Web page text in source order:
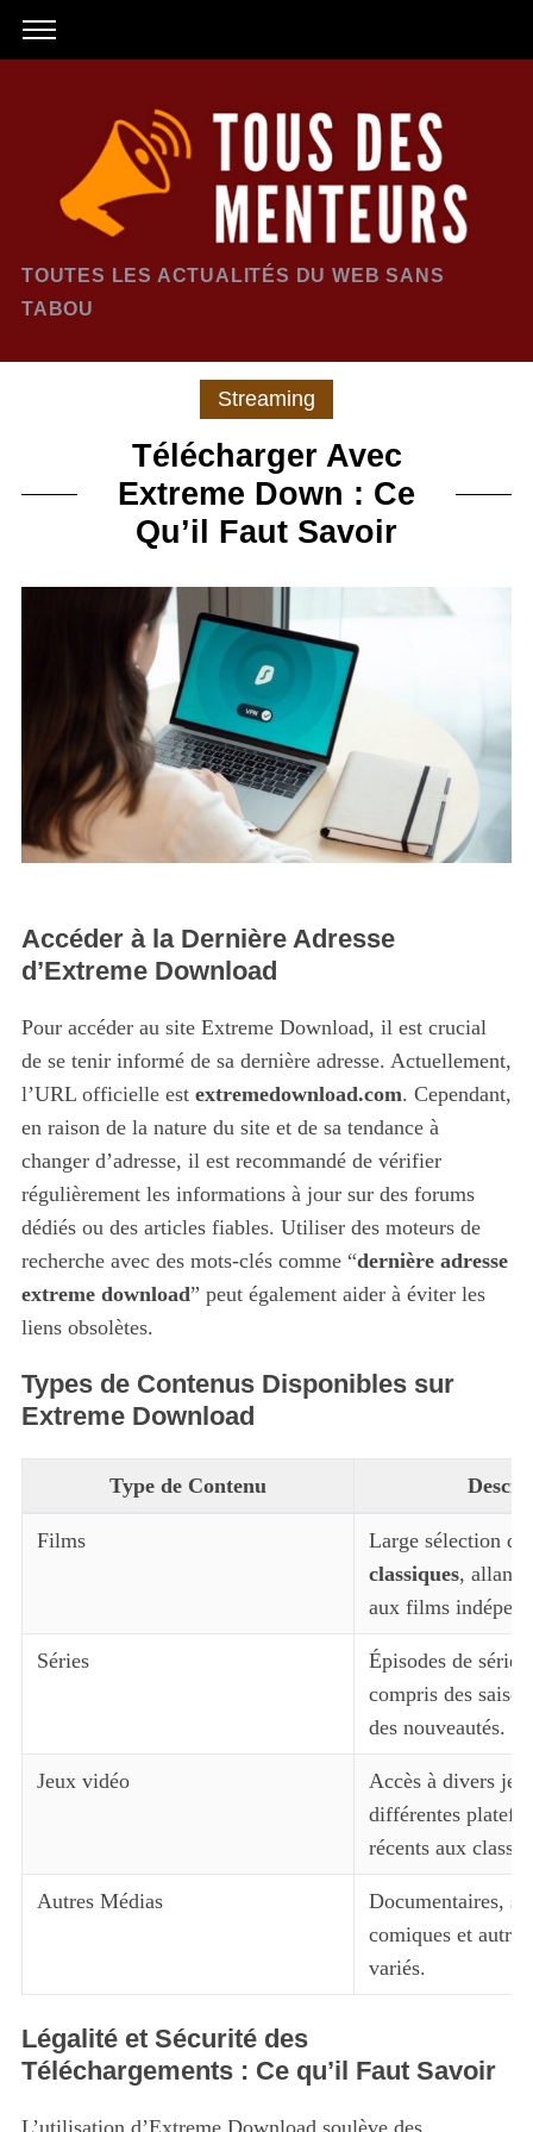
TOUTES LES ACTUALITÉS DU WEB SANS
TABOU
Streaming
Télécharger Avec
Extreme Down : Ce
Qu’il Faut Savoir
Accéder à la Dernière Adresse
d’Extreme Download
Pour accéder au site Extreme Download, il est crucial
de se tenir informé de sa dernière adresse. Actuellement,
l’URL officielle est extremedownload.com. Cependant,
en raison de la nature du site et de sa tendance à
changer d’adresse, il est recommandé de vérifier
régulièrement les informations à jour sur des forums
dédiés ou des articles fiables. Utiliser des moteurs de
recherche avec des mots-clés comme “dernière adresse
extreme download” peut également aider à éviter les
liens obsolètes.
Types de Contenus Disponibles sur
Extreme Download
Type de Contenu
Films Large sélection de
classiques, allant
aux films
Séries
Épisodes de
compris des
des nouveautés.
Jeux vidéo
Accès à divers
différentes
récents aux
Autres Médias
Documentaires,
comiques et
variés.
Légalité et Sécurité des
Téléchargements : Ce qu’il Faut Savoir
L’utilisation d’Extreme Download soulève des